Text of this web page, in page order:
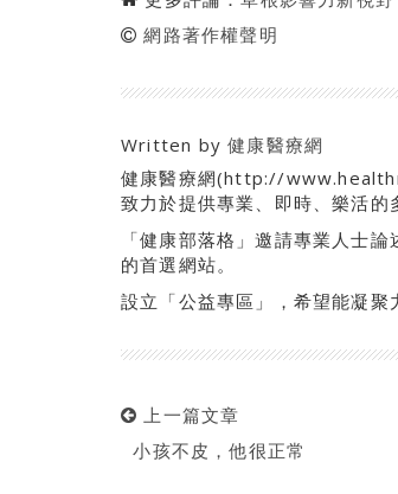
網路著作權聲明
Written by健康醫療網
健康醫療網(http://
致力於提供專業、即時、樂活的
「健康部落格」邀請專業人士
的首選網站。
設立「公益專區」，希望能凝聚
上一篇文章
小孩不皮，他很正常